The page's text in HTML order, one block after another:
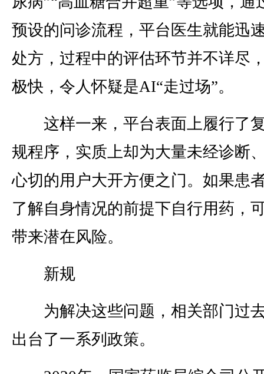
预设的问诊流程，平台医生就能迅
处方，过程中的评估环节并不详尽
极快，令人怀疑是AI“走过场”。
这样一来，平台表面上履行了
规程序，实质上却为大量未经诊断
心切的用户大开方便之门。如果患
了解自身情况的前提下自行用药，
带来潜在风险。
新规
为解决这些问题，相关部门过
出台了一系列政策。